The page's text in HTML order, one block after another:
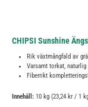
CHIPSI Sunshine
Rik växtmångfald av
Varsamt torkat, naturlig
Fiberrikt
Innehåll: 10 kg (23,24 kr / 1